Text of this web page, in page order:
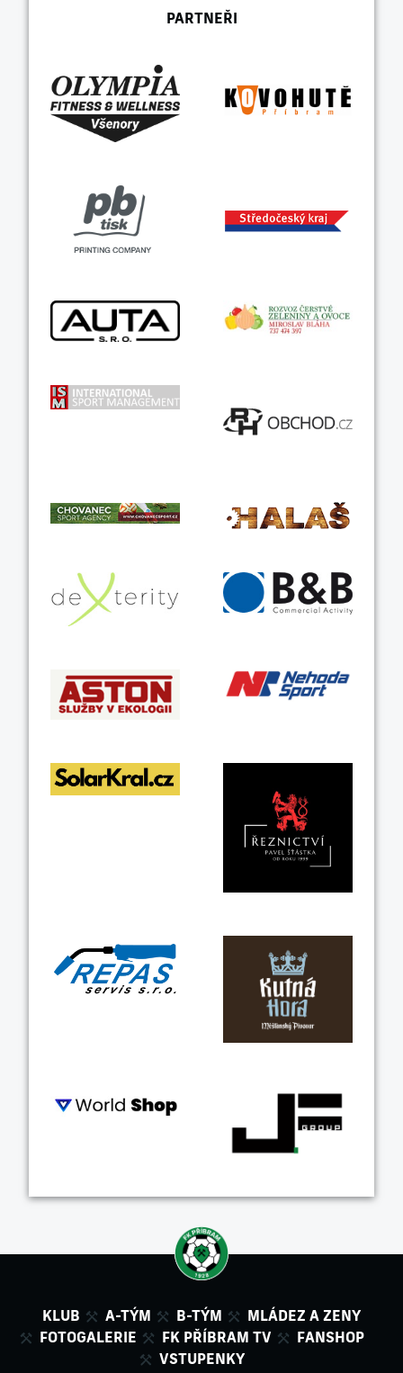
PARTNEŘI
KLUB A-TÝM B-TÝM
MLÁDEZ A ZENY
FOTOGALERIE
FK PŘÍBRAM TV
FANSHOP
VSTUPENKY